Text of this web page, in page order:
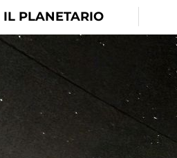
IL PLANETARIO